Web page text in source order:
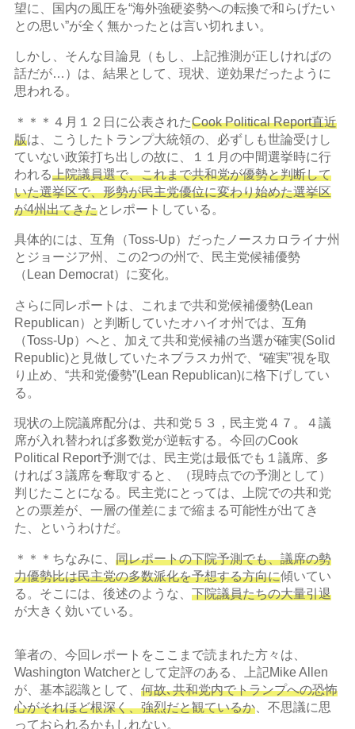
望に、国内の風圧を“海外強硬姿勢への転換で和らげたい
との思い”が全く無かったとは言い切れまい。
しかし、そんな目論見（もし、上記推測が正しければの
話だが…）は、結果として、現状、逆効果だったように
思われる。
＊＊＊４月１２日に公表されたCook Political Report直近
版は、こうしたトランプ大統領の、必ずしも世論受けし
ていない政策打ち出しの故に、１１月の中間選挙時に行
われる上院議員選で、これまで共和党が優勢と判断して
いた選挙区で、形勢が民主党優位に変わり始めた選挙区
が4州出てきたとレポートしている。
具体的には、互角（Toss-Up）だったノースカロライナ州
とジョージア州、この2つの州で、民主党候補優勢
（Lean Democrat）に変化。
さらに同レポートは、これまで共和党候補優勢(Lean
Republican）と判断していたオハイオ州では、互角
（Toss-Up）へと、加えて共和党候補の当選が確実(Solid
Republic)と見做していたネブラスカ州で、“確実”視を取
り止め、“共和党優勢”(Lean Republican)に格下げしてい
る。
現状の上院議席配分は、共和党５３，民主党４７。４議
席が入れ替われば多数党が逆転する。今回のCook
Political Report予測では、民主党は最低でも１議席、多
ければ３議席を奪取すると、（現時点での予測として）
判じたことになる。民主党にとっては、上院での共和党
との票差が、一層の僅差にまで縮まる可能性が出てき
た、というわけだ。
＊＊＊ちなみに、 同レポートの下院予測でも、議席の勢
力優勢比は民主党の多数派化を予想する方向に傾いてい
る。そこには、後述のような、 下院議員たちの大量引退
が大きく効いている。
筆者の、今回レポートをここまで読まれた方々は、
Washington Watcherとして定評のある、上記Mike Allen
が、基本認識として、 何故､共和党内でトランプへの恐怖
心がそれほど根深く、強烈だと観ているか、不思議に思
っておられるかもしれない。